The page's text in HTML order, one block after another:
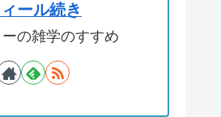
ール続き
の雑学のすすめ